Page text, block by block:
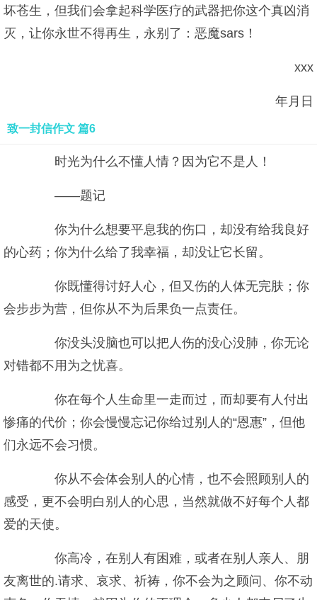
坏苍生，但我们会拿起科学医疗的武器把你这个真凶消
灭，让你永世不得再生，永别了：恶魔sars！
xxx
年月日
致一封信作文 篇6
时光为什么不懂人情？因为它不是人！
——题记
你为什么想要平息我的伤口，却没有给我良好
的心药；你为什么给了我幸福，却没让它长留。
你既懂得讨好人心，但又伤的人体无完肤；你
会步步为营，但你从不为后果负一点责任。
你没头没脑也可以把人伤的没心没肺，你无论
对错都不用为之忧喜。
你在每个人生命里一走而过，而却要有人付出
惨痛的代价；你会慢慢忘记你给过别人的“恩惠”，但他
们永远不会习惯。
你从不会体会别人的心情，也不会照顾别人的
感受，更不会明白别人的心思，当然就做不好每个人都
爱的天使。
你高冷，在别人有困难，或者在别人亲人、朋
友离世的.请求、哀求、祈祷，你不会为之顾问、你不动